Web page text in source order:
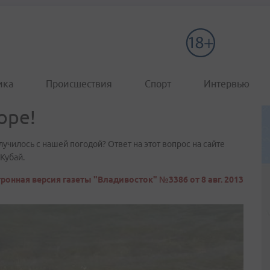
Происшествия Спорт Интервью
с нашей погодой? Ответ на этот вопрос на сайте
версия газеты "Владивосток" №3386 от 8 авг. 2013